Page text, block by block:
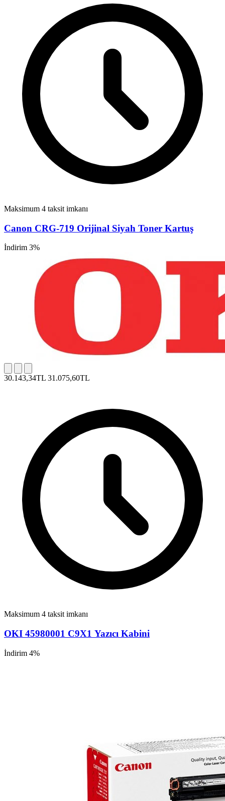
Maksimum 4 taksit imkanı
Canon CRG-719 Orijinal Siyah Toner Kartuş
İndirim 3%
30.143,34TL 31.075,60TL
Maksimum 4 taksit imkanı
OKI 45980001 C9X1 Yazıcı Kabini
İndirim 4%